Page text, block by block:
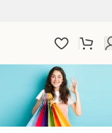
di 13 risultati